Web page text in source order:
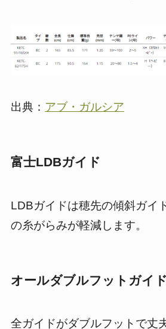
出典： アブ・ガルシア
富士LDBガイド
LDBガイドは穂先の傾斜ガイ
の糸がらみが軽減します。
オールダブルフットガイド
全ガイドがダブルフットで丈